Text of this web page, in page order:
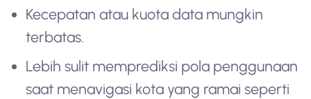
Kecepatan atau kuota data mungkin
terbatas.
Lebih sulit memprediksi pola penggunaan
saat menavigasi kota yang ramai seperti